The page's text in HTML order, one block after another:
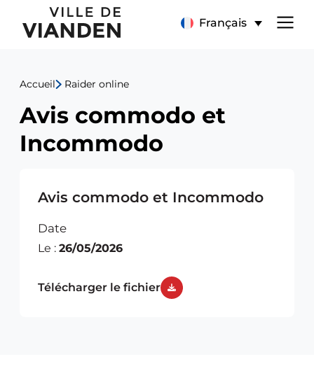
Avis
commodo
et
Incommodo
Français
Menu
navigation
principal
Accueil Raider online
Avis commodo et
Incommodo
Avis commodo et Incommodo
Date
Le : 26/05/2026
Télécharger le fichier